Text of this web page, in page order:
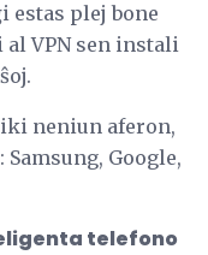
estas plej bone
VPN sen instali
neniun aferon,
Google,
telefono